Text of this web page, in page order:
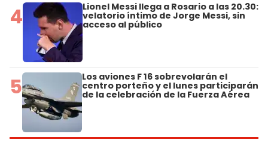
4 Lionel Messi llega a Rosario a las 20.30:
velatorio íntimo de Jorge Messi, sin
acceso al público
5 Los aviones F 16 sobrevolarán el
centro porteño y el lunes participarán
de la celebración de la Fuerza Aérea